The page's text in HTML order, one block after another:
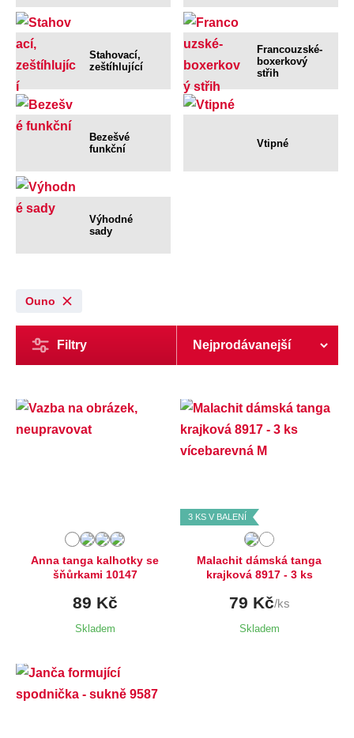
Stahovací,
zeštíhlující
Francouzské-
boxerkový
střih
Bezešvé
funkční
Vtipné
Výhodné
sady
Ouno
Filtry
Anna tanga kalhotky se
šňůrkami 10147
89 Kč
Skladem
3 KS V BALENÍ
Malachit dámská tanga
krajková 8917 - 3 ks
79 Kč/ks
Skladem